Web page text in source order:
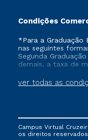
Condições
ver todas as
*Para a Graduação
nas seguintes
Segunda
demais, a taxa de
Campus Virtual
os direitos